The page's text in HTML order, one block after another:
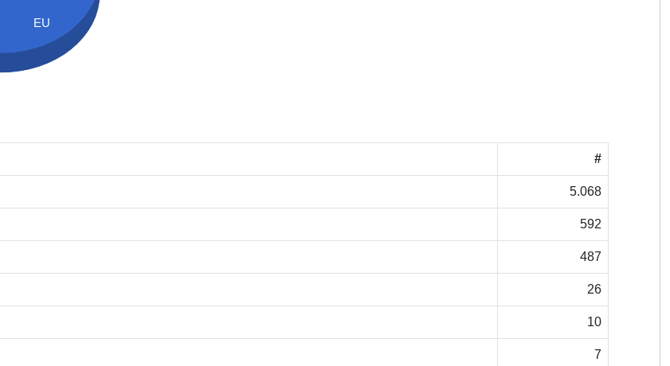
EU
#
5.068
592
487
26
10
7